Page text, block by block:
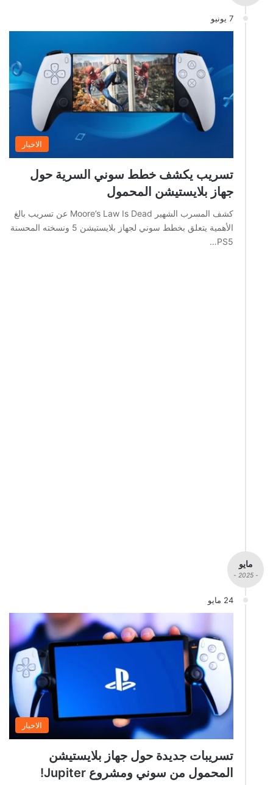
7 يونيو
الاخبار
تسريب يكشف خطط سوني السرية حول
جهاز بلايستيشن المحمول
كشف المسرب الشهير Moore’s Law Is Dead عن تسريب بالغ
الأهمية يتعلق بخطط سوني لجهاز بلايستيشن 5 ونسخته المحسنة
PS5…
مايو
- 2025 -
24 مايو
الاخبار
تسريبات جديدة حول جهاز بلايستيشن
المحمول من سوني ومشروع Jupiter!